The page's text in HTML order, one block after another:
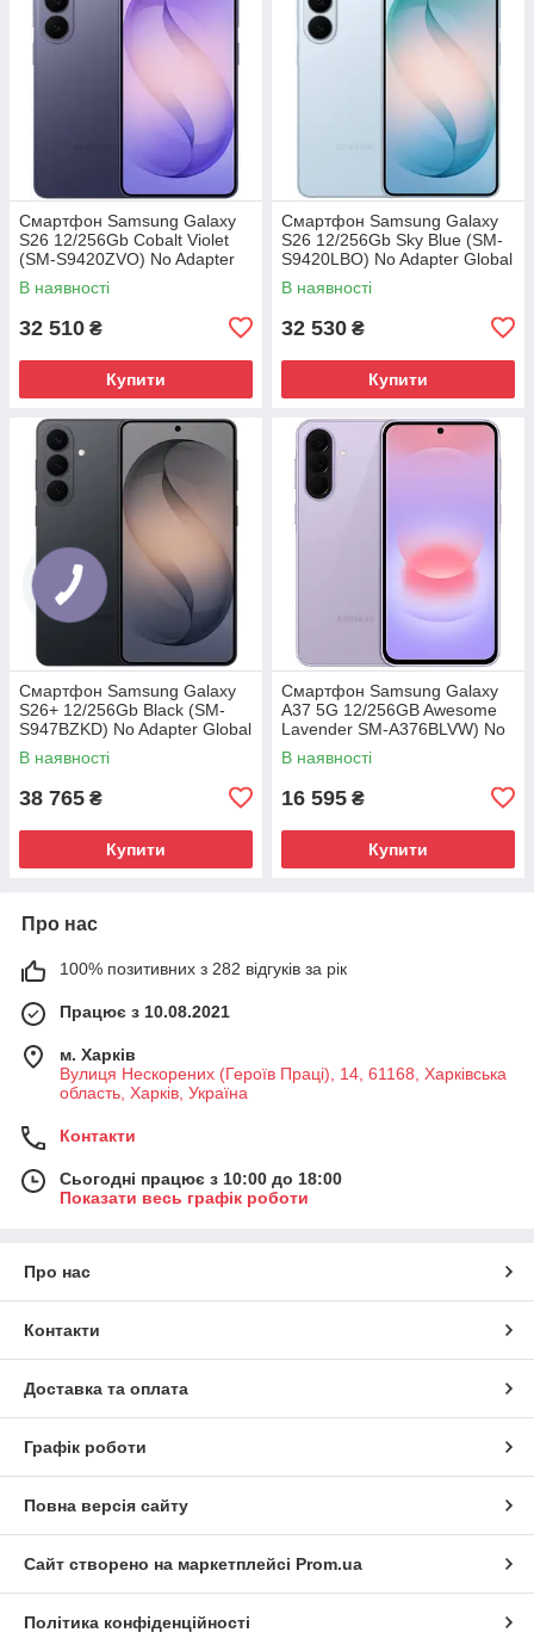
Смартфон Samsung Galaxy
S26 12/256Gb Cobalt Violet
(SM-S9420ZVO) No Adapter
Global version
В наявності
32 510 ₴
Купити
Смартфон Samsung Galaxy
S26 12/256Gb Sky Blue (SM-
S9420LBO) No Adapter Global
version
В наявності
32 530 ₴
Купити
Смартфон Samsung Galaxy
S26+ 12/256Gb Black (SM-
S947BZKD) No Adapter Global
version
В наявності
38 765 ₴
Купити
Смартфон Samsung Galaxy
A37 5G 12/256GB Awesome
Lavender SM-A376BLVW) No
Adapter MY
В наявності
16 595 ₴
Купити
Про нас
100% позитивних з 282 відгуків за рік
Працює з 10.08.2021
м. Харків
Вулиця Нескорених (Героїв Праці), 14, 61168, Харківська
область, Харків, Україна
Контакти
Сьогодні працює з 10:00 до 18:00
Показати весь графік роботи
Про нас
Контакти
Доставка та оплата
Графік роботи
Повна версія сайту
Сайт створено на маркетплейсі Prom.ua
Політика конфіденційності